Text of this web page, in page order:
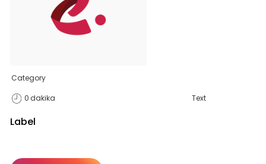
Category
0 dakika Text
Label
adet eğitime